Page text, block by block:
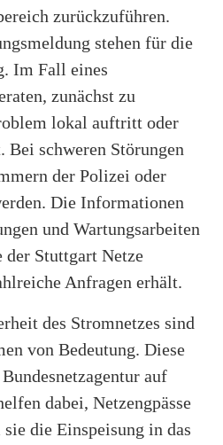
zurückzuführen.
stehen für die
Im Fall eines
zunächst zu
lokal auftritt oder
schweren Störungen
der Polizei oder
Die Informationen
und Wartungsarbeiten
der Stuttgart Netze
Anfragen erhält.
des Stromnetzes sind
von Bedeutung. Diese
auf
dabei, Netzengpässe
die Einspeisung in das